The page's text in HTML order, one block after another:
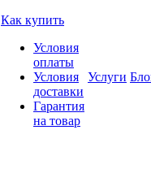
Как купить
Условия
оплаты
Условия
доставки
Гарантия
на товар
Услуги